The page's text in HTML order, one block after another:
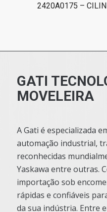
2420A0175 –
GATI
MOVELEIRA
A Gati é especializada
automação industrial,
reconhecidas
Yaskawa entre outras.
importação sob
rápidas e confiáveis
da sua indústria. Entre